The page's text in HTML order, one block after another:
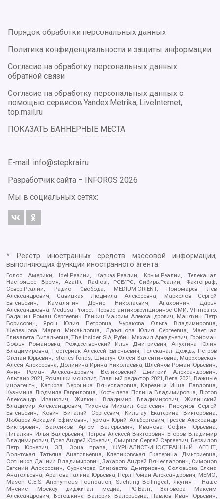
Порядок обработки персональных данных
Политика конфиденциальности и защиты информации
Согласие на обработку персональных данных
обратной связи
Согласие на обработку персональных данных с
помощью сервисов Yandex.Metrika, LiveInternet,
top.mail.ru
ПОКАЗАТЬ БАННЕРНЫЕ МЕСТА
E-mail: info@stepkrai.ru
Разработчик сайта –
INFOROS 2026
Мы в социальных сетях:
* Реестр иностранных средств массовой информации,
выполняющих функции иностранного агента:
Голос Америки, Idel.Реалии, Кавказ.Реалии, Крым.Реалии, Телеканал
Настоящее Время, Azatliq Radiosi, PCE/PC, Сибирь.Реалии, Фактограф,
Север.Реалии, Радио Свобода, MEDIUM-ORIENT, Пономарев Лев
Александрович, Савицкая Людмила Алексеевна, Маркелов Сергей
Евгеньевич, Камалягин Денис Николаевич, Апахончич Дарья
Александровна, Medusa Project, Первое антикоррупционное СМИ, VTimes.io,
Баданин Роман Сергеевич, Гликин Максим Александрович, Маняхин Петр
Борисович, Ярош Юлия Петровна, Чуракова Ольга Владимировна,
Железнова Мария Михайловна, Лукьянова Юлия Сергеевна, Маетная
Елизавета Витальевна, The Insider SIA, Рубин Михаил Аркадьевич, Гройсман
Софья Романовна, Рождественский Илья Дмитриевич, Апухтина Юлия
Владимировна, Постернак Алексей Евгеньевич, Телеканал Дождь, Петров
Степан Юрьевич, Istories fonds, Шмагун Олеся Валентиновна, Мароховская
Алеся Алексеевна, Долинина Ирина Николаевна, Шлейнов Роман Юрьевич,
Анин Роман Александрович, Великовский Дмитрий Александрович,
Альтаир 2021, Ромашки монолит, Главный редактор 2021, Вега 2021, Важные
иноагенты, Каткова Вероника Вячеславовна, Карезина Инна Павловна,
Кузьмина Людмила Гавриловна, Костылева Полина Владимировна, Лютов
Александр Иванович, Жилкин Владимир Владимирович, Жилинский
Владимир Александрович, Тихонов Михаил Сергеевич, Пискунов Сергей
Евгеньевич, Ковин Виталий Сергеевич, Кильтау Екатерина Викторовна,
Любарев Аркадий Ефимович, Гурман Юрий Альбертович, Грезев Александр
Викторович, Важенков Артем Валерьевич, Иванова София Юрьевна,
Пигалкин Илья Валерьевич, Петров Алексей Викторович, Егоров Владимир
Владимирович, Гусев Андрей Юрьевич, Смирнов Сергей Сергеевич, Верзилов
Петр Юрьевич, ЗП, Зона права, ЖУРНАЛИСТ-ИНОСТРАННЫЙ АГЕНТ,
Вольтская Татьяна Анатольевна, Клепиковская Екатерина Дмитриевна,
Сотников Даниил Владимирович, Захаров Андрей Вячеславович, Симонов
Евгений Алексеевич, Сурначева Елизавета Дмитриевна, Соловьева Елена
Анатольевна, Арапова Галина Юрьевна, Перл Роман Александрович, МЕМО,
Mason G.E.S. Anonymous Foundation, Stichting Bellingcat, Якутия – Наше
Мнение, Москоу диджитал медиа, РС-Балт, Заговора Максим
Александрович, Ветошкина Валерия Валерьевна, Павлов Иван Юрьевич,